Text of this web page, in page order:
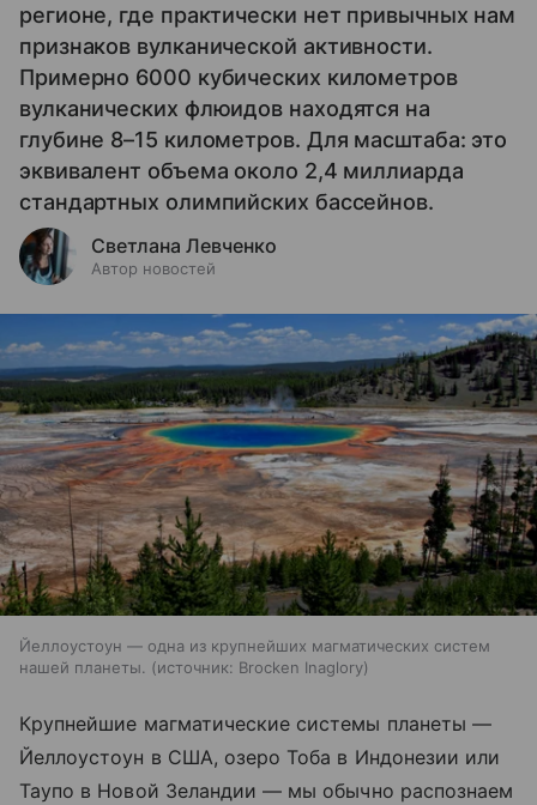
регионе, где практически нет привычных нам
признаков вулканической активности.
Примерно 6000 кубических километров
вулканических флюидов находятся на
глубине 8–15 километров. Для масштаба: это
эквивалент объема около 2,4 миллиарда
стандартных олимпийских бассейнов.
Светлана Левченко
Автор новостей
Йеллоустоун — одна из крупнейших магматических систем
нашей планеты.
источник: Brocken Inaglory
Крупнейшие магматические системы планеты —
Йеллоустоун в США, озеро Тоба в Индонезии или
Таупо в Новой Зеландии — мы обычно распознаем